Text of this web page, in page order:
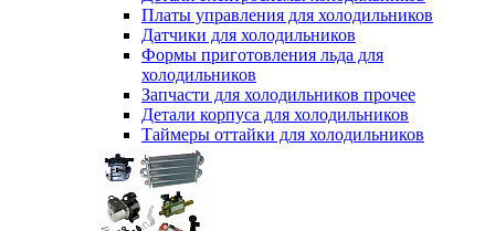
Платы управления для холодильников
Датчики для холодильников
Формы приготовления льда для
холодильников
Запчасти для холодильников прочее
Детали корпуса для холодильников
Таймеры оттайки для холодильников